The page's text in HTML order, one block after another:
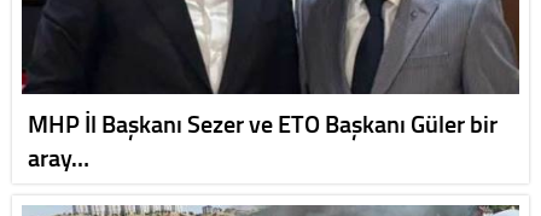
MHP İl Başkanı Sezer ve ETO Başkanı Güler bir
aray…